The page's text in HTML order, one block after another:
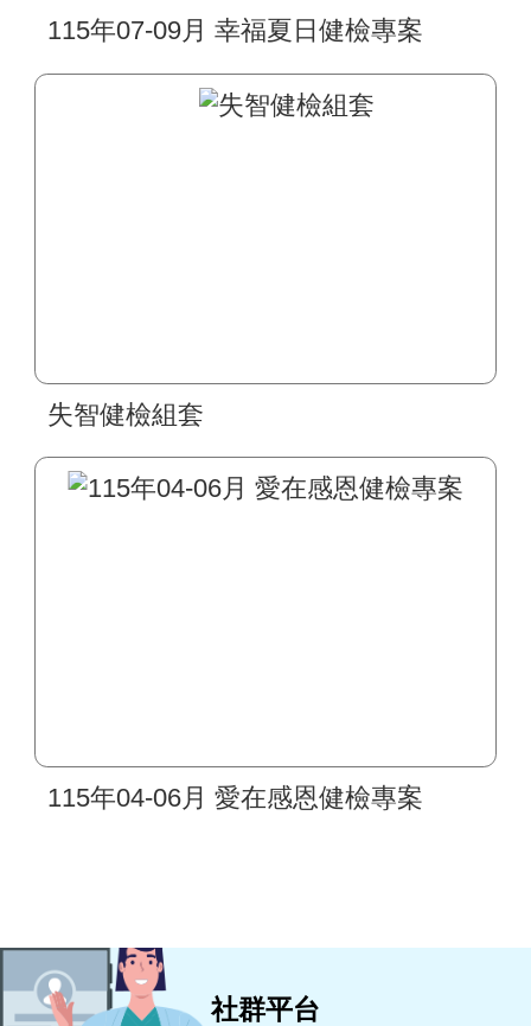
115年07-09月 幸福夏日健檢專案
失智健檢組套
115年04-06月 愛在感恩健檢專案
社群平台